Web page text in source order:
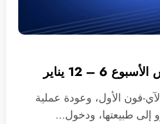
6 – 12 يناير
الآي-فون الأول، وعودة عملية